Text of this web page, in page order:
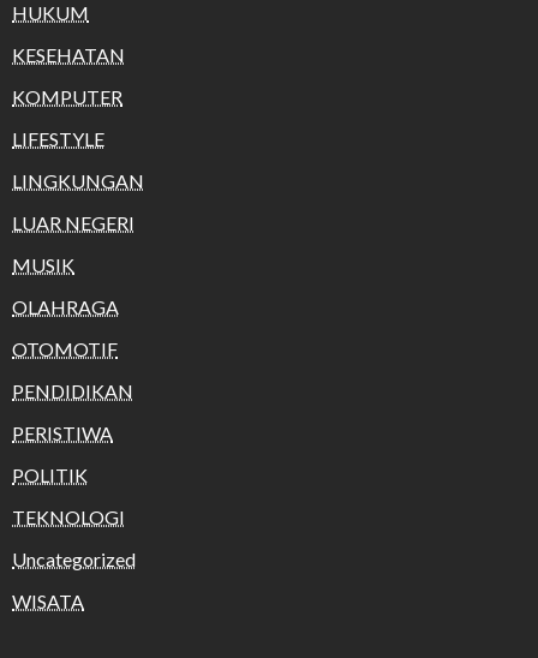
HUKUM
KESEHATAN
KOMPUTER
LIFESTYLE
LINGKUNGAN
LUAR NEGERI
MUSIK
OLAHRAGA
OTOMOTIF
PENDIDIKAN
PERISTIWA
POLITIK
TEKNOLOGI
Uncategorized
WISATA